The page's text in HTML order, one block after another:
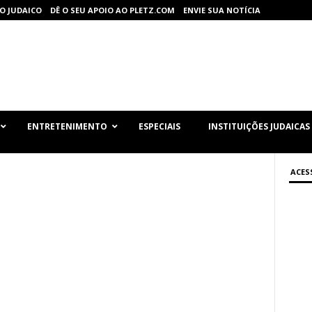
JUDAICO DÊ O SEU APOIO AO PLETZ.COM ENVIE SUA NOTÍCIA
ENTRETENIMENTO ESPECIAIS INSTITUIÇÕES JUDAICAS